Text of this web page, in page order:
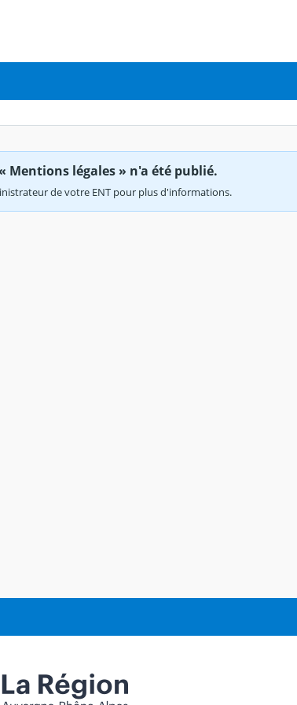
légales » n'a été publié.
de votre ENT pour plus d'informations.